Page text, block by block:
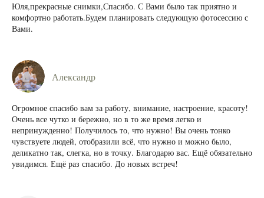
Юля,прекрасные снимки,Спасибо. С Вами было так приятно и
комфортно работать.Будем планировать следующую фотосессию с
Вами.
Александр
Огромное спасибо вам за работу, внимание, настроение, красоту!
Очень все чутко и бережно, но в то же время легко и
непринужденно! Получилось то, что нужно! Вы очень тонко
чувствуете людей, отобразили всё, что нужно и можно было,
деликатно так, слегка, но в точку. Благодарю вас. Ещё обязательно
увидимся. Ещё раз спасибо. До новых встреч!